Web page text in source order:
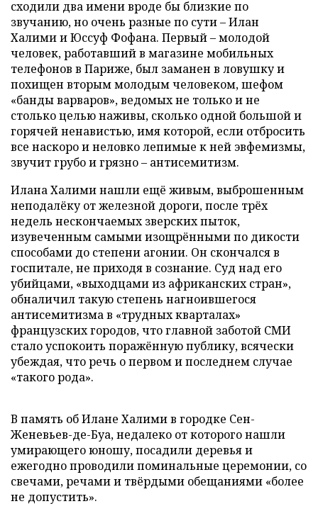
сходили два имени вроде бы близкие по
звучанию, но очень разные по сути – Илан
Халими и Юссуф Фофана. Первый – молодой
человек, работавший в магазине мобильных
телефонов в Париже, был заманен в ловушку и
похищен вторым молодым человеком, шефом
«банды варваров», ведомых не только и не
столько целью наживы, сколько одной большой и
горячей ненавистью, имя которой, если отбросить
все наскоро и неловко лепимые к ней эвфемизмы,
звучит грубо и грязно – антисемитизм.
Илана Халими нашли ещё живым, выброшенным
неподалёку от железной дороги, после трёх
недель нескончаемых зверских пыток,
изувеченным самыми изощрёнными по дикости
способами до степени агонии. Он скончался в
госпитале, не приходя в сознаниe. Суд над его
убийцами, «выходцами из африканских стран»,
обналичил такую степень нагноившегося
антисемитизма в «трудных кварталах»
французских городов, что главной заботой СМИ
стало успокоить поражённую публику, всячески
убеждая, что речь о первом и последнем случае
«такого рода».
В память об Илане Халими в городке Сен-
Женевьев-де-Буа, недалеко от которого нашли
умирающего юношу, посадили деревья и
ежегодно проводили поминальные церемонии, со
свечами, речами и твёрдыми обещаниями «более
не допустить».